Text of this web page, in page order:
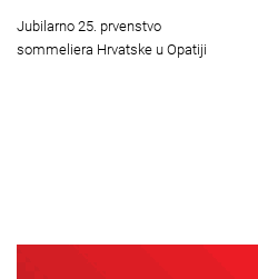
Jubilarno 25. prvenstvo
sommeliera Hrvatske u Opatiji